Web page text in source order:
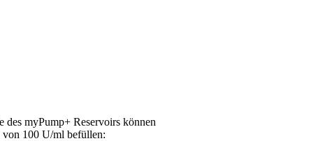
myPump+ Reservoirs können
von 100 U/ml befüllen: